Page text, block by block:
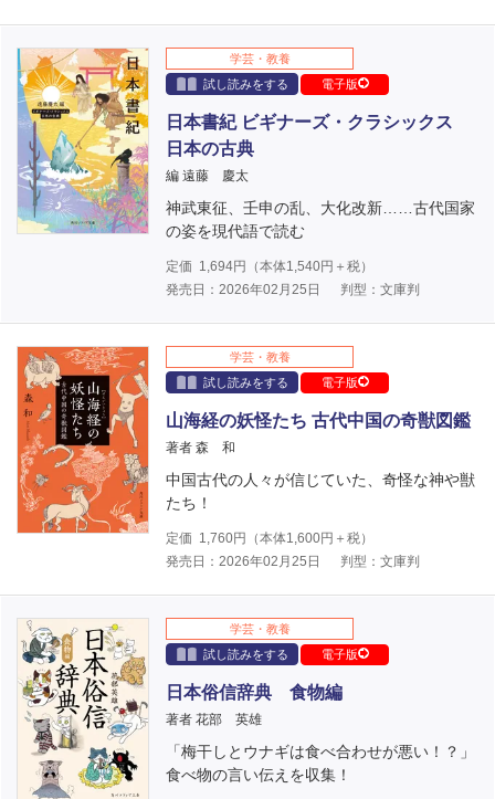
学芸・教養
試し読みをする
電子版
日本書紀 ビギナーズ・クラシックス
日本の古典
編 遠藤 慶太
神武東征、壬申の乱、大化改新……古代国家
の姿を現代語で読む
定価 1,694円（本体1,540円＋税）
発売日：2026年02月25日
判型：文庫判
学芸・教養
試し読みをする
電子版
山海経の妖怪たち 古代中国の奇獣図鑑
著者 森 和
中国古代の人々が信じていた、奇怪な神や獣
たち！
定価 1,760円（本体1,600円＋税）
発売日：2026年02月25日
判型：文庫判
学芸・教養
試し読みをする
電子版
日本俗信辞典 食物編
著者 花部 英雄
「梅干しとウナギは食べ合わせが悪い！？」
食べ物の言い伝えを収集！